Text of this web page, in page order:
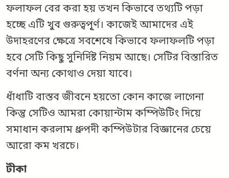
ফলাফল বের করা হয় তখন কিভাবে তথ্যটি পড়া
হচ্ছে এটি খুব গুরুত্বপূূর্ণ। কাজেই আমাদের এই
উদাহরণের ক্ষেত্রে সবশেষে কিভাবে ফলাফলটি পড়া
হবে সেটি কিছু সুনির্দিষ্ট নিয়ম আছে। সেটির বিস্তারিত
বর্ণনা অন্য কোথাও দেয়া যাবে।
ধাঁধাটি বাস্তব জীবনে হয়তো কোন কাজে লাগেনা
কিন্তু সেটিও আমরা কোয়ান্টাম কম্পিউটিং দিয়ে
সমাধান করলাম ধ্রুপদী কম্পিউটার বিজ্ঞানের চেয়ে
আরো কম খরচে।
টীকা